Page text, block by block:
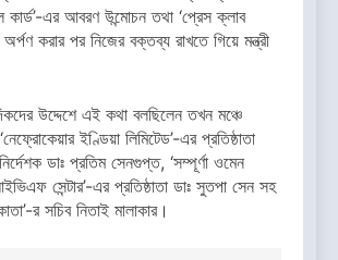
কার্ড’-এর আবরণ উন্মোচন তথা ‘প্রেস ক্লাব
করার পর নিজের বক্তব্য রাখতে গিয়ে মন্ত্রী
উদ্দেশে এই কথা বলছিলেন তখন মঞ্চে
ইণ্ডিয়া লিমিটেড’-এর প্রতিষ্ঠাতা
ডাঃ প্রতিম সেনগুপ্ত, ‘সম্পূর্ণা ওমেন
সেন্টার’-এর প্রতিষ্ঠাতা ডাঃ সুতপা সেন সহ
র সচিব নিতাই মালাকার।